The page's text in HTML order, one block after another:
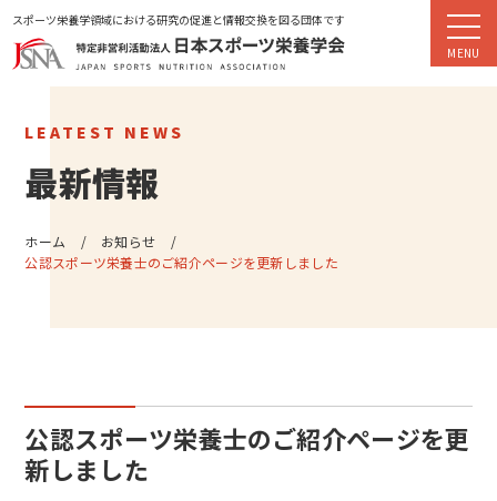
スポーツ栄養学領域における研究の促進と情報交換を図る団体です
LEATEST NEWS
最新情報
ホーム
お知らせ
公認スポーツ栄養士のご紹介ページを更新しました
公認スポーツ栄養士のご紹介ページを更
新しました